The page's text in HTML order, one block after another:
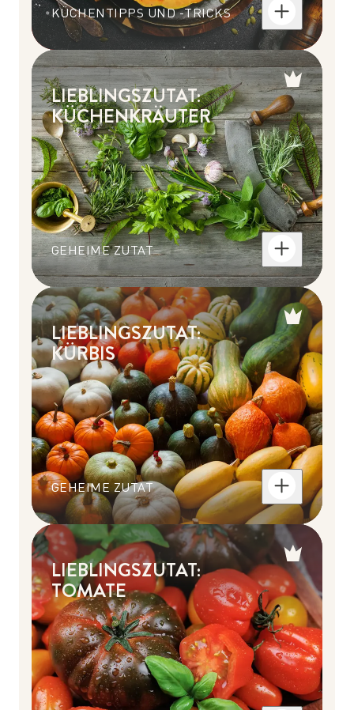
KÜCHENTIPPS UND -TRICKS
LIEBLINGSZUTAT:
KÜCHENKRÄUTER
GEHEIME ZUTAT
LIEBLINGSZUTAT:
KÜRBIS
GEHEIME ZUTAT
LIEBLINGSZUTAT:
TOMATE